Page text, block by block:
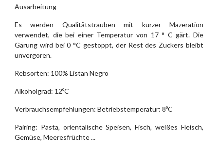
Ausarbeitung
Es werden Qualitätstrauben mit kurzer Mazeration
verwendet, die bei einer Temperatur von 17 ° C gärt. Die
Gärung wird bei 0 °C gestoppt, der Rest des Zuckers bleibt
unvergoren.
Rebsorten: 100% Listan Negro
Alkoholgrad: 12ºC
Verbrauchsempfehlungen: Betriebstemperatur: 8ºC
Pairing: Pasta, orientalische Speisen, Fisch, weißes Fleisch,
Gemüse, Meeresfrüchte ...